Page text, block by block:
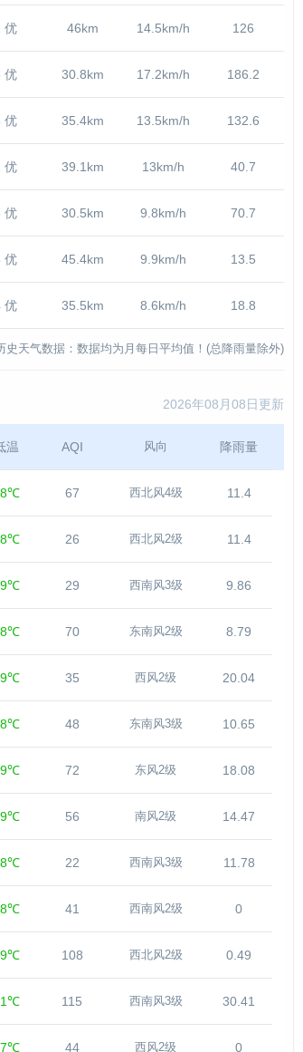
优 46km 14.5km/h 126
优 30.8km 17.2km/h 186.2
优 35.4km 13.5km/h 132.6
优 39.1km 13km/h 40.7
优 30.5km 9.8km/h 70.7
优 45.4km 9.9km/h 13.5
优 35.5km 8.6km/h 18.8
史天气数据：数据均为月每日平均值！(总降雨量除外)
2026年08月08日更新
温 AQI 风向 降雨量
67 西北风4级 11.4
26 西北风2级 11.4
29 西南风3级 9.86
70 东南风2级 8.79
35 西风2级 20.04
48 东南风3级 10.65
72 东风2级 18.08
56 南风2级 14.47
22 西南风3级 11.78
41 西南风2级 0
108 西北风2级 0.49
115 西南风3级 30.41
44 西风2级 0